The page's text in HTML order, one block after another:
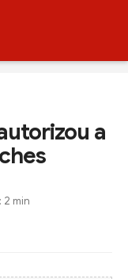
a
2 min